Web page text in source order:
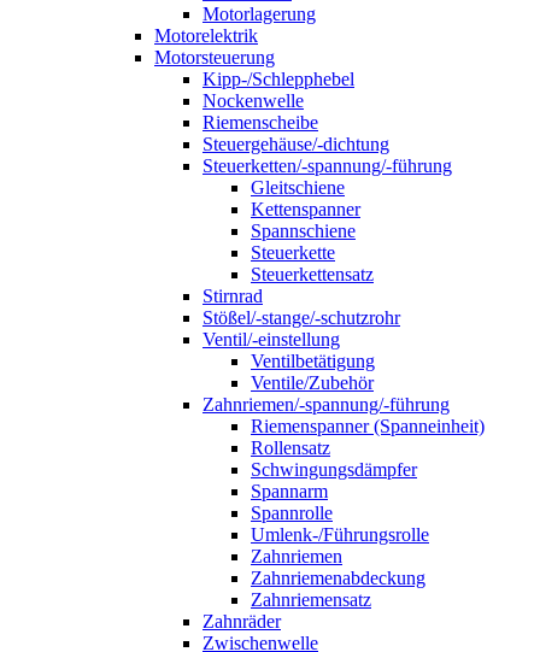
Motorlagerung
Motorelektrik
Motorsteuerung
Kipp-/Schlepphebel
Nockenwelle
Riemenscheibe
Steuergehäuse/-dichtung
Steuerketten/-spannung/-führung
Gleitschiene
Kettenspanner
Spannschiene
Steuerkette
Steuerkettensatz
Stirnrad
Stößel/-stange/-schutzrohr
Ventil/-einstellung
Ventilbetätigung
Ventile/Zubehör
Zahnriemen/-spannung/-führung
Riemenspanner (Spanneinheit)
Rollensatz
Schwingungsdämpfer
Spannarm
Spannrolle
Umlenk-/Führungsrolle
Zahnriemen
Zahnriemenabdeckung
Zahnriemensatz
Zahnräder
Zwischenwelle